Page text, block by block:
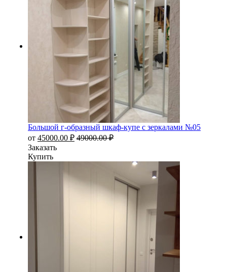
Большой г-образный шкаф-купе с зеркалами №05
от 45000.00 ₽ 49000.00₽
Заказать
Купить